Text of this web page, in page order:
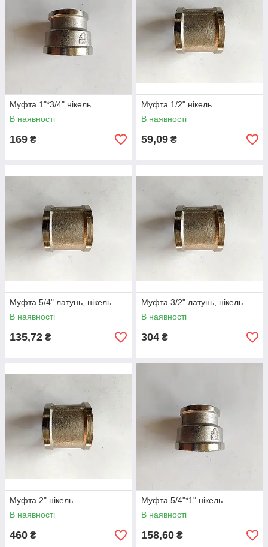
Муфта 1"*3/4" нікель
В наявності
169 ₴
Муфта 1/2" нікель
В наявності
59,09 ₴
Муфта 5/4" латунь, нікель
В наявності
135,72 ₴
Муфта 3/2" латунь, нікель
В наявності
304 ₴
Муфта 2" нікель
В наявності
460 ₴
Муфта 5/4"*1" нікель
В наявності
158,60 ₴